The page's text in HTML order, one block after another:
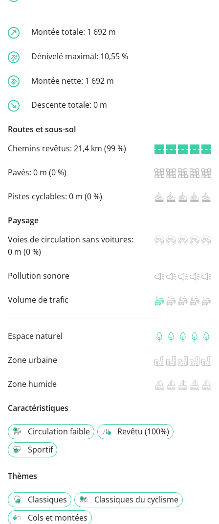
Montée totale: 1 692 m
Dénivelé maximal: 10,55 %
Montée nette: 1 692 m
Descente totale: 0 m
Routes et sous-sol
Chemins revêtus: 21,4 km (99 %)
Pavés: 0 m (0 %)
Pistes cyclables: 0 m (0 %)
Paysage
Voies de circulation sans voitures:
0 m (0 %)
Pollution sonore
Volume de trafic
Espace naturel
Zone urbaine
Zone humide
Caractéristiques
Circulation faible
Revêtu (100%)
Sportif
Thèmes
Classiques
Classiques du cyclisme
Cols et montées